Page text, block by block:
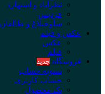
نظرآباد و اشتهارد
فردیس
ساوجبلاغ و طالقان
عکس و فیلم
عکس
فیلم
فروشگاه جدید
تسویه حساب
حساب کاربری
تک محصول